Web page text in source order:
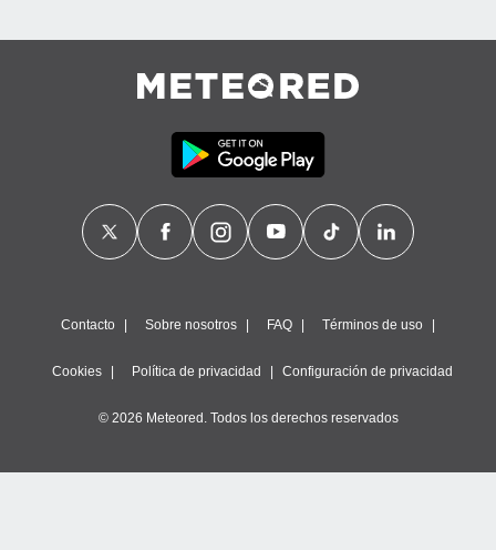
Contacto Sobre nosotros FAQ Términos de uso
Cookies Política de privacidad Configuración de privacidad
© 2026 Meteored. Todos los derechos reservados